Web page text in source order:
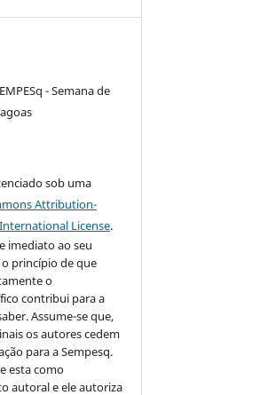
- Semana de
sob uma
Attribution-
License.
imediato ao seu
princípio de que
o
contribui para a
Assume-se que,
os autores cedem
para a Sempesq.
esta como
autoral e ele autoriza